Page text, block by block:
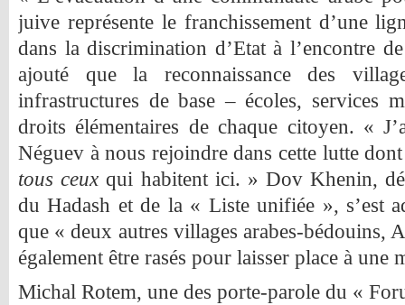
juive représente le franchissement d’une
dans la discrimination d’Etat à l’encontre
ajouté que la reconnaissance des
infrastructures de base – écoles, services
droits élémentaires de chaque citoyen. «
Néguev à nous rejoindre dans cette lutte
tous ceux qui habitent ici. » Dov Khenin,
du Hadash et de la « Liste unifiée », s’est
que « deux autres villages arabes-bédouins,
également être rasés pour laisser place à une
Michal Rotem, une des porte-parole du «